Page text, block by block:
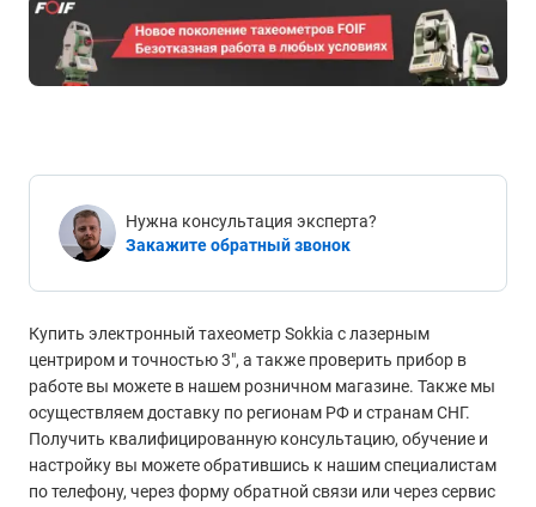
Нужна консультация эксперта?
Закажите обратный звонок
Купить электронный тахеометр Sokkia с лазерным
центриром и точностью 3", а также проверить прибор в
работе вы можете в нашем розничном магазине. Также мы
осуществляем доставку по регионам РФ и странам СНГ.
Получить квалифицированную консультацию, обучение и
настройку вы можете обратившись к нашим специалистам
по телефону, через форму обратной связи или через сервис